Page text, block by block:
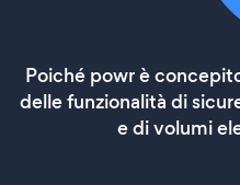
Poiché powr è
delle funzionalità di
e di volumi